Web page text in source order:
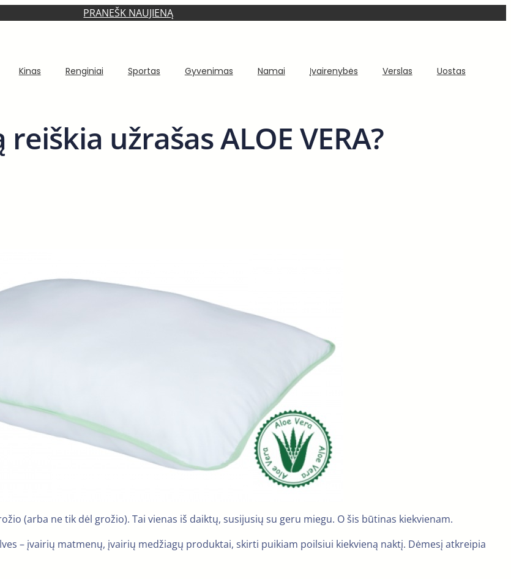
PRANEŠK NAUJIENĄ
Kinas Renginiai Sportas Gyvenimas Namai Įvairenybės Verslas Uostas
užrašas ALOE VERA?
(arba ne tik dėl grožio). Tai vienas iš daiktų, susijusių su geru miegu. O šis būtinas kiekvienam.
– įvairių matmenų, įvairių medžiagų produktai, skirti puikiam poilsiui kiekvieną naktį. Dėmesį atkreipia